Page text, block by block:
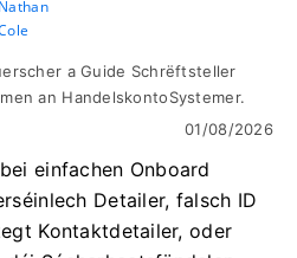
Nathan
a Guide Schrëftsteller
an HandelskontoSystemer.
01/08/2026
einfachen Onboard
Detailer, falsch ID
Kontaktdetailer, oder